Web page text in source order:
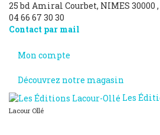
25 bd Amiral Courbet, NIMES 30000 ,
04 66 67 30 30
Contact par mail
Mon compte
Découvrez notre magasin
Les
Lacour Ollé